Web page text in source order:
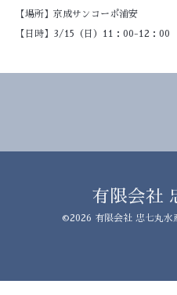
【場所】京成サンコーポ浦安
【日時】3/15（日）11：00-12：00
有限会社
©2026 有限会社 忠七丸水